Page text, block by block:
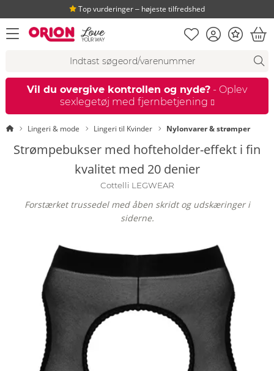
Top vurderinger ‒ højeste tilfredshed
åbn menu Huskeseddel
Kundekonto
Bonus
Vil du overgive kontrollen og nyde? - Oplev
sexlegetøj med fjernbetjening
StartsideLingeri & mode Lingeri til Kvinder Nylonvarer & strømper
Strømpebukser med hofteholder-effekt i fin
kvalitet med 20 denier
Cottelli LEGWEAR
Forstærket trussedel med åben skridt og udskæringer i
siderne.